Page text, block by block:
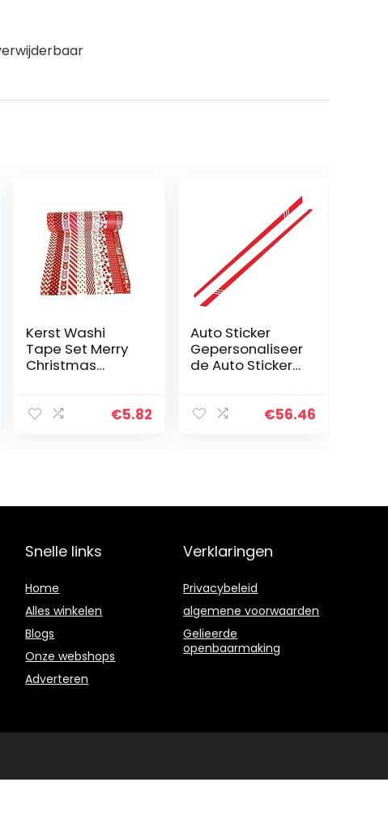
Kerst Washi
Tape Set Merry
Christmas
Craft Pack Gift
€5.82
Auto Sticker
Gepersonaliseer
de Auto Stickers
Styling Stick€56.46
Snelle links
Home
Alles winkelen
Blogs
Onze webshops
Adverteren
Verklaringen
Privacybeleid
algemene voorwaarden
Gelieerde
openbaarmaking